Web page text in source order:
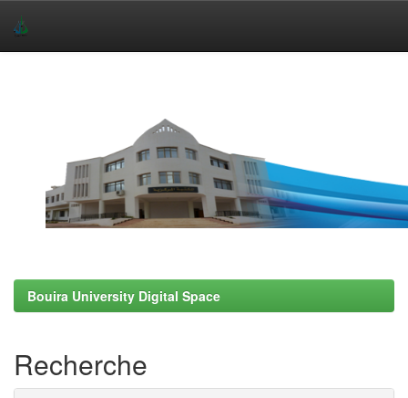
Bouira University Digital Space
Recherche